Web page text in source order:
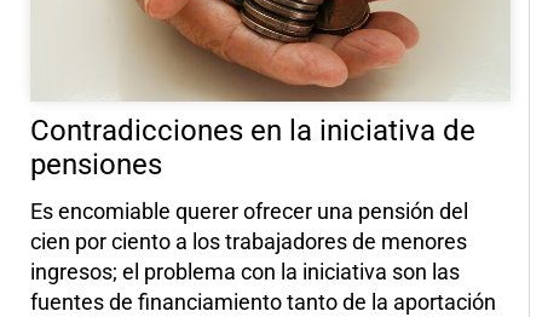
Contradicciones en la iniciativa de
pensiones
Es encomiable querer ofrecer una pensión del
cien por ciento a los trabajadores de menores
ingresos; el problema con la iniciativa son las
fuentes de financiamiento tanto de la aportación